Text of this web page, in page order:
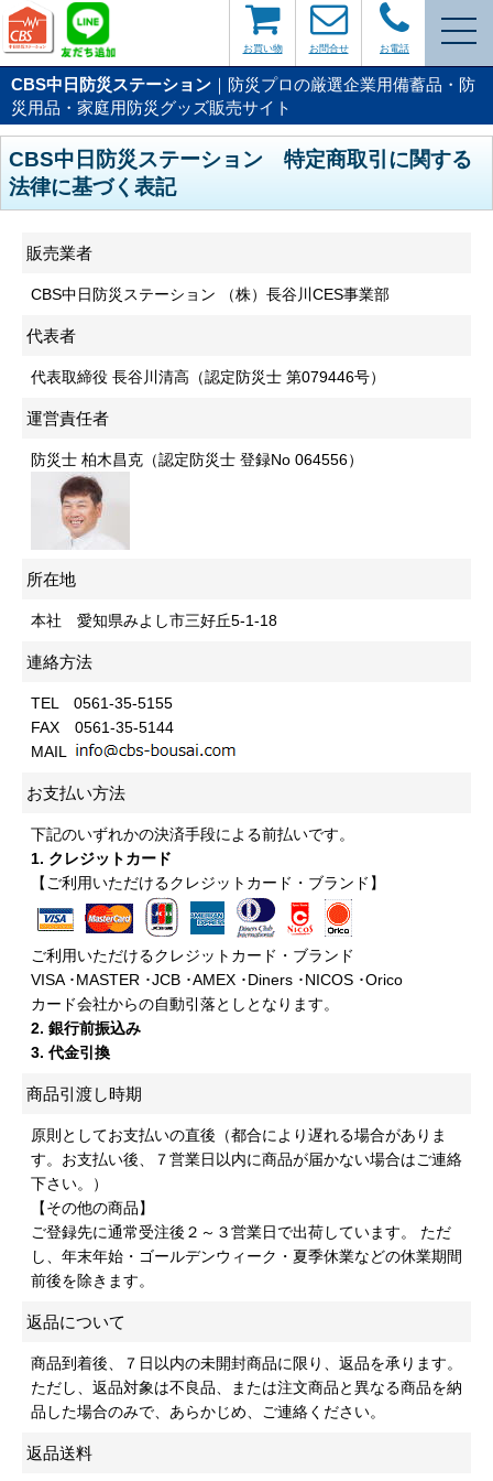
お電話
お問合せ
お買い物
CBS中日防災ステーション ｜防災プロの厳選企業用備蓄品・防
災用品・家庭用防災グッズ販売サイト
CBS中日防災ステーション 特定商取引に関する
法律に基づく表記
販売業者
CBS中日防災ステーション （株）長谷川CES事業部
代表者
代表取締役 長谷川清高（認定防災士 第079446号）
運営責任者
防災士 柏木昌克（認定防災士 登録No 064556）
所在地
本社 愛知県みよし市三好丘5-1-18
連絡方法
TEL 0561-35-5155
FAX 0561-35-5144
MAIL
お支払い方法
下記のいずれかの決済手段による前払いです。
1. クレジットカード
【ご利用いただけるクレジットカード・ブランド】
ご利用いただけるクレジットカード・ブランド
VISA ･MASTER ･JCB ･AMEX ･Diners ･NICOS ･Orico
カード会社からの自動引落としとなります。
2. 銀行前振込み
3. 代金引換
商品引渡し時期
原則としてお支払いの直後（都合により遅れる場合がありま
す。お支払い後、７営業日以内に商品が届かない場合はご連絡
下さい。）
【その他の商品】
ご登録先に通常受注後２～３営業日で出荷しています。 ただ
し、年末年始・ゴールデンウィーク・夏季休業などの休業期間
前後を除きます。
返品について
商品到着後、７日以内の未開封商品に限り、返品を承ります。
ただし、返品対象は不良品、または注文商品と異なる商品を納
品した場合のみで、あらかじめ、ご連絡ください。
返品送料